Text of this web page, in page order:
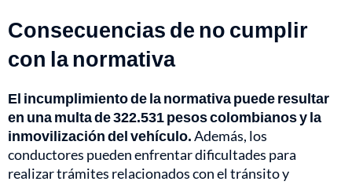
Consecuencias de no cumplir
con la normativa
El incumplimiento de la normativa puede resultar
en una multa de 322.531 pesos colombianos y la
inmovilización del vehículo.Además, los
conductores pueden enfrentar dificultades para
realizar trámites relacionados con el tránsito y